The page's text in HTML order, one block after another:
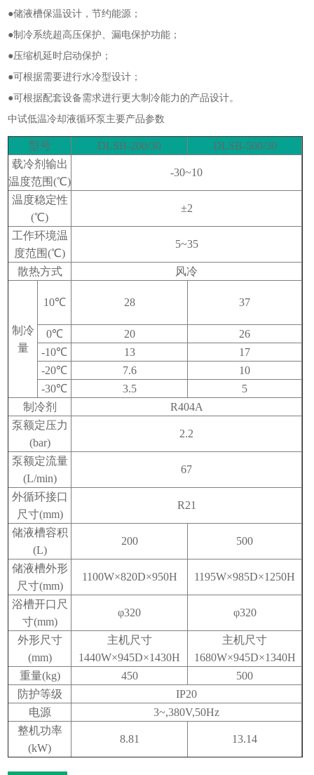
●储液槽保温设计，节约能源；
●制冷系统超高压保护、漏电保护功能；
●压缩机延时启动保护；
●可根据需要进行水冷型设计；
●可根据配套设备需求进行更大制冷能力的产品设计。
中试低温冷却液循环泵主要产品参数
型号 DLSB-200/30
DLSB-500/30
载冷剂输出
温度范围(℃)
-30~10
温度稳定性
(℃)
±2
工作环境温
度范围(℃)
5~35
散热方式 风冷
制冷
量
10℃ 28 37
0℃ 20
26
-10℃ 13
17
-20℃ 7.6
10
-30℃ 3.5
5
制冷剂
R404A
泵额定压力
(bar)
2.2
泵额定流量
(L/min)
67
外循环接口
尺寸(mm)
R21
储液槽容积
(L)
200 500
储液槽外形
尺寸(mm)
1100W×820D×950H 1195W×985D×1250H
浴槽开口尺
寸(mm)
φ320 φ320
外形尺寸
(mm)
主机尺寸
1440W×945D×1430H
主机尺寸
1680W×945D×1340H
重量(kg) 450
500
防护等级
IP20
电源
3~,380V,50Hz
整机功率
(kW)
8.81 13.14